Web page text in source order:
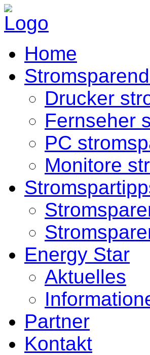
Home
Drucker
Fernseher
PC
Monitore
Energy Star
Aktuelles
Partner
Kontakt